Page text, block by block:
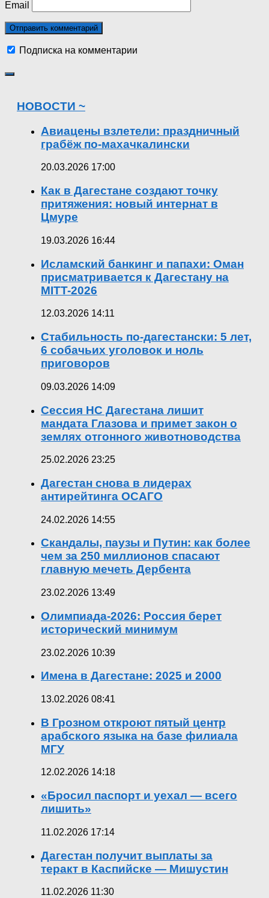
Email
Подписка на комментарии
НОВОСТИ ~
Авиацены взлетели: праздничный
грабёж по-махачкалински
20.03.2026 17:00
Как в Дагестане создают точку
притяжения: новый интернат в
Цмуре
19.03.2026 16:44
Исламский банкинг и папахи: Оман
присматривается к Дагестану на
MITT-2026
12.03.2026 14:11
Стабильность по-дагестански: 5 лет,
6 собачьих уголовок и ноль
приговоров
09.03.2026 14:09
Сессия НС Дагестана лишит
мандата Глазова и примет закон о
землях отгонного животноводства
25.02.2026 23:25
Дагестан снова в лидерах
антирейтинга ОСАГО
24.02.2026 14:55
Скандалы, паузы и Путин: как более
чем за 250 миллионов спасают
главную мечеть Дербента
23.02.2026 13:49
Олимпиада-2026: Россия берет
исторический минимум
23.02.2026 10:39
Имена в Дагестане: 2025 и 2000
13.02.2026 08:41
В Грозном откроют пятый центр
арабского языка на базе филиала
МГУ
12.02.2026 14:18
«Бросил паспорт и уехал — всего
лишить»
11.02.2026 17:14
Дагестан получит выплаты за
теракт в Каспийске — Мишустин
11.02.2026 11:30